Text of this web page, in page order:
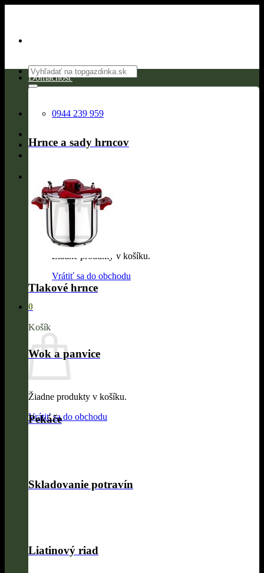
Hľadať:
0944 239 959
Žiadne produkty v košíku.
Vrátiť sa do obchodu
0
Košík
Žiadne produkty v košíku.
Vrátiť sa do obchodu
Domácnosť
Hrnce a sady hrncov
Tlakové hrnce
Wok a panvice
Pekáče
Skladovanie potravín
Liatinový riad